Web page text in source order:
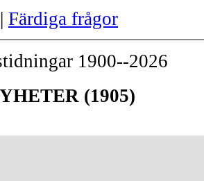
| Färdiga frågor
1900--2026
(1905)